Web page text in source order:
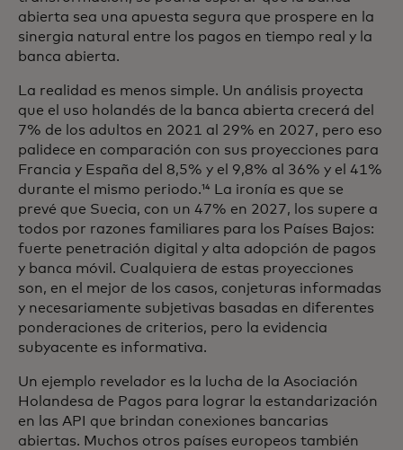
abierta sea una apuesta segura que prospere en la
sinergia natural entre los pagos en tiempo real y la
banca abierta.
La realidad es menos simple. Un análisis proyecta
que el uso holandés de la banca abierta crecerá del
7% de los adultos en 2021 al 29% en 2027, pero eso
palidece en comparación con sus proyecciones para
Francia y España del 8,5% y el 9,8% al 36% y el 41%
durante el mismo periodo.¹⁴ La ironía es que se
prevé que Suecia, con un 47% en 2027, los supere a
todos por razones familiares para los Países Bajos:
fuerte penetración digital y alta adopción de pagos
y banca móvil. Cualquiera de estas proyecciones
son, en el mejor de los casos, conjeturas informadas
y necesariamente subjetivas basadas en diferentes
ponderaciones de criterios, pero la evidencia
subyacente es informativa.
Un ejemplo revelador es la lucha de la Asociación
Holandesa de Pagos para lograr la estandarización
en las API que brindan conexiones bancarias
abiertas. Muchos otros países europeos también